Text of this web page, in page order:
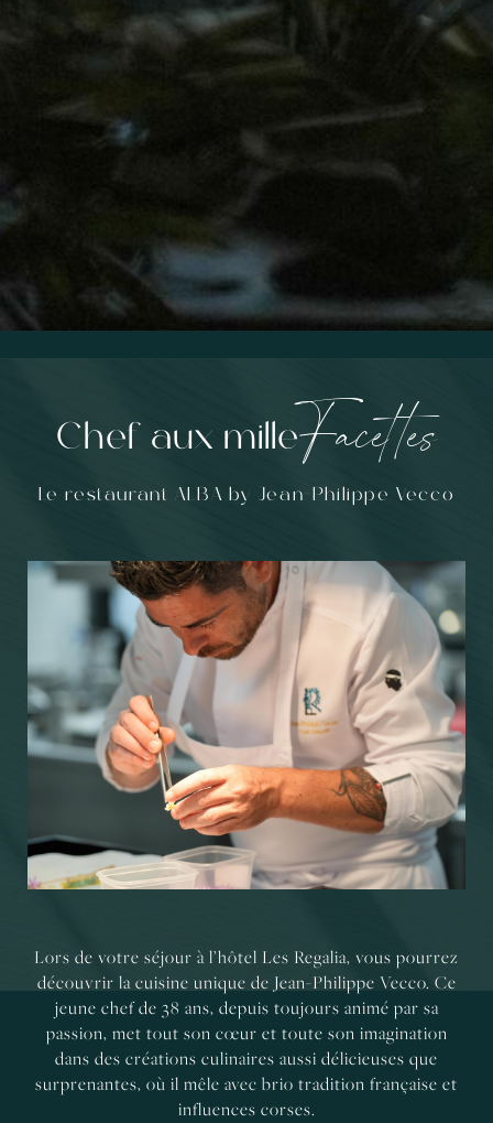
Chef aux milleFacettes
Le restaurant ALBA by Jean-Philippe Vecco
Lors de votre séjour à l’hôtel Les Regalia, vous pourrez
découvrir la cuisine unique de Jean-Philippe Vecco. Ce
jeune chef de 38 ans, depuis toujours animé par sa
passion, met tout son cœur et toute son imagination
dans des créations culinaires aussi délicieuses que
surprenantes, où il mêle avec brio tradition française et
influences corses.